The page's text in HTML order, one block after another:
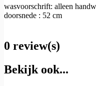
wasvoorschrift: alleen
doorsnede : 52 cm
0 review(s)
Bekijk ook...